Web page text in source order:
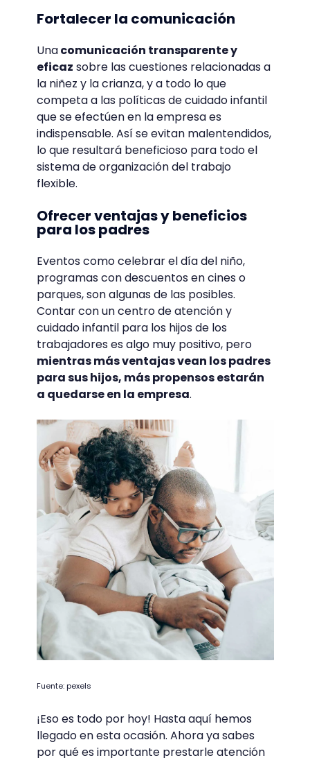
Fortalecer la comunicación
Unacomunicación transparente y
eficaz sobre las cuestiones relacionadas a
la niñez y la crianza, y a todo lo que
competa a las políticas de cuidado infantil
que se efectúen en la empresa es
indispensable. Así se evitan malentendidos,
lo que resultará beneficioso para todo el
sistema de organización del trabajo
flexible.
Ofrecer ventajas y beneficios
para los padres
Eventos como celebrar el día del niño,
programas con descuentos en cines o
parques, son algunas de las posibles.
Contar con un centro de atención y
cuidado infantil para los hijos de los
trabajadores es algo muy positivo, pero
mientras más ventajas vean los padres
para sus hijos, más propensos estarán
a quedarse en la empresa.
Fuente: pexels
¡Eso es todo por hoy! Hasta aquí hemos
llegado en esta ocasión. Ahora ya sabes
por qué es importante prestarle atención